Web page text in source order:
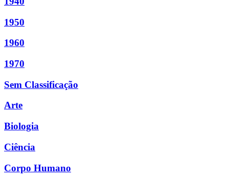
1950
1960
1970
Sem Classificação
Arte
Biologia
Ciência
Corpo Humano